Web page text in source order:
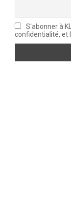
S'abonner à
confidentialité, et